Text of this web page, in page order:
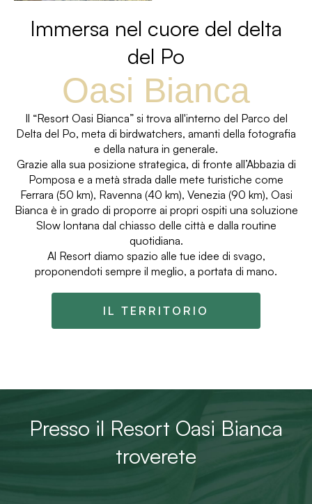
Immersa nel cuore del delta
del Po
Oasi Bianca
Il “Resort Oasi Bianca” si trova all'interno del Parco del
Delta del Po, meta di birdwatchers, amanti della fotografia
e della natura in generale.
Grazie alla sua posizione strategica, di fronte all’Abbazia di
Pomposa e a metà strada dalle mete turistiche come
Ferrara (50 km), Ravenna (40 km), Venezia (90 km), Oasi
Bianca è in grado di proporre ai propri ospiti una soluzione
Slow lontana dal chiasso delle città e dalla routine
quotidiana.
Al Resort diamo spazio alle tue idee di svago,
proponendoti sempre il meglio, a portata di mano.
IL TERRITORIO
Presso il Resort Oasi Bianca
troverete